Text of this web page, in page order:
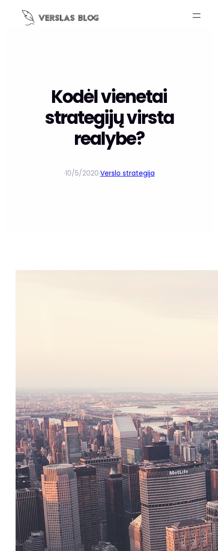
Kodėl vienetai
strategijų virsta
realybe?
·10/5/2020·Verslo strategija